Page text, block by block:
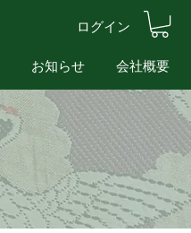
ログイン
お知らせ 会社概要